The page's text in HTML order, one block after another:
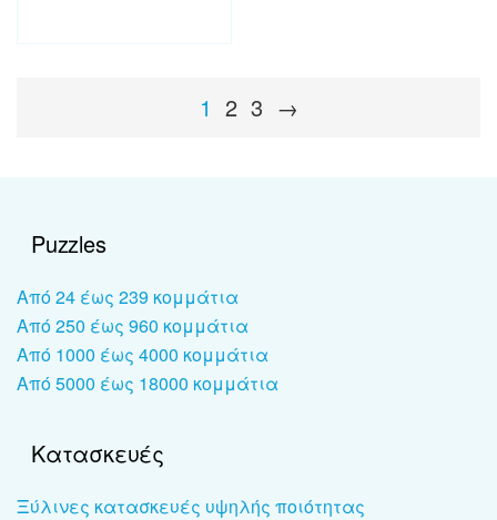
1 2 3 →
Puzzles
Από 24 έως 239 κομμάτια
Από 250 έως 960 κομμάτια
Από 1000 έως 4000 κομμάτια
Από 5000 έως 18000 κομμάτια
Κατασκευές
Ξύλινες κατασκευές υψηλής ποιότητας